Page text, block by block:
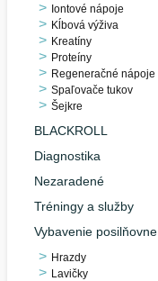
Iontové nápoje
Kĺbová výživa
Kreatíny
Proteíny
Regeneračné nápoje
Spaľovače tukov
Šejkre
BLACKROLL
Diagnostika
Nezaradené
Tréningy a služby
Vybavenie posilňovne
Hrazdy
Lavičky